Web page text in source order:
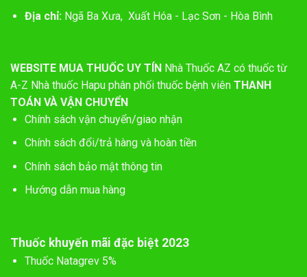
Địa chỉ: Ngã Ba Xưa, Xuất Hóa - Lạc Sơn - Hòa Bình
WEBSITE MUA THUỐC UY TÍN Nhà Thuốc AZ có thuốc từ
A-Z Nhà thuốc Hapu phân phối thuốc bệnh viên THANH
TOÁN VÀ VẬN CHUYỂN
Chính sách vận chuyển/giao nhận
Chính sách đổi/trả hàng và hoàn tiền
Chính sách bảo mật thông tin
Hướng dẫn mua hàng
Thuốc khuyến mãi đặc biệt 2023
Thuốc Natagrev 5%